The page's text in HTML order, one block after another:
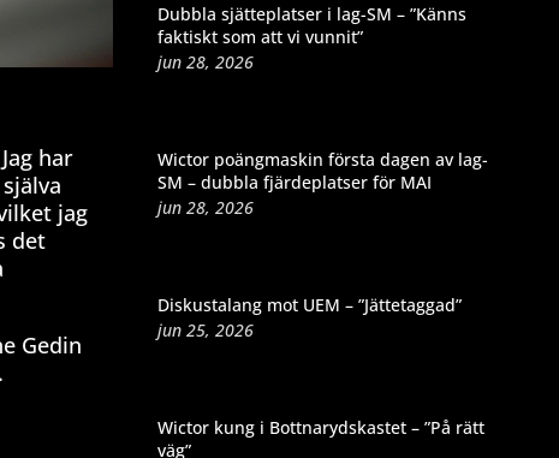
har
jag
det
Gedin
Dubbla sjätteplatser i lag-SM – ”Känns
faktiskt som att vi vunnit”
jun 28, 2026
Wictor poängmaskin första dagen av lag-
SM – dubbla fjärdeplatser för MAI
jun 28, 2026
Diskustalang mot UEM – ”Jättetaggad”
jun 25, 2026
Wictor kung i Bottnarydskastet – ”På rätt
väg”